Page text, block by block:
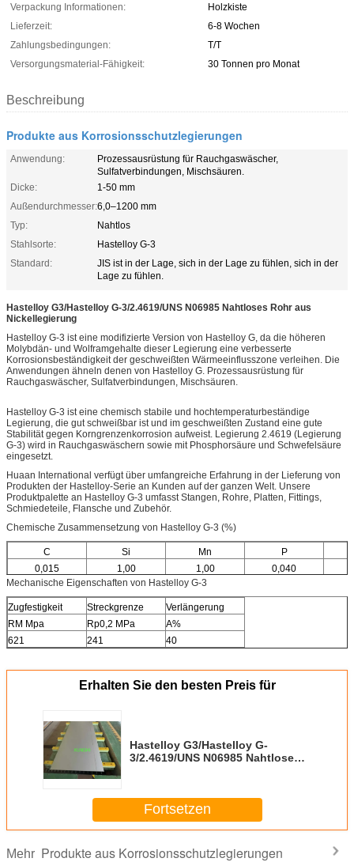
Verpackung Informationen:
Holzkiste
Lieferzeit:
6-8 Wochen
Zahlungsbedingungen:
T/T
Versorgungsmaterial-Fähigkeit:
30 Tonnen pro Monat
Beschreibung
Produkte aus Korrosionsschutzlegierungen
Anwendung:
Prozessausrüstung für Rauchgaswäscher,
Sulfatverbindungen, Mischsäuren.
Dicke:
1-50 mm
Außendurchmesser:6,0–1200 mm
Typ:
Nahtlos
Stahlsorte:
Hastelloy G-3
Standard:
JIS ist in der Lage, sich in der Lage zu fühlen, sich in der
Lage zu fühlen.
Hastelloy G3/Hastelloy G-3/2.4619/UNS N06985 Nahtloses Rohr aus
Nickellegierung
Hastelloy G-3 ist eine modifizierte Version von Hastelloy G, da die höheren
Molybdän- und Wolframgehalte dieser Legierung eine verbesserte
Korrosionsbeständigkeit der geschweißten Wärmeeinflusszone verleihen. Die
Anwendungen ähneln denen von Hastelloy G. Prozessausrüstung für
Rauchgaswäscher, Sulfatverbindungen, Mischsäuren.
Hastelloy G-3 ist eine chemisch stabile und hochtemperaturbeständige
Legierung, die gut schweißbar ist und im geschweißten Zustand eine gute
Stabilität gegen Korngrenzenkorrosion aufweist. Legierung 2.4619 (Legierung
G-3) wird in Rauchgaswäschern sowie mit Phosphorsäure und Schwefelsäure
eingesetzt.
Huaan International verfügt über umfangreiche Erfahrung in der Lieferung von
Produkten der Hastelloy-Serie an Kunden auf der ganzen Welt. Unsere
Produktpalette an Hastelloy G-3 umfasst Stangen, Rohre, Platten, Fittings,
Schmiedeteile, Flansche und Zubehör.
Chemische Zusammensetzung von Hastelloy G-3 (%)
C Si Mn
P
0,015
1,00 1,00 0,040
Mechanische Eigenschaften von Hastelloy G-3
Zugfestigkeit Streckgrenze
Verlängerung
RM Mpa
Rp0,2 MPa
A%
621
241 40
Erhalten Sie den besten Preis für
Hastelloy G3/Hastelloy G-
3/2.4619/UNS N06985 Nahtlose
Fortsetzen
Mehr Produkte aus Korrosionsschutzlegierungen